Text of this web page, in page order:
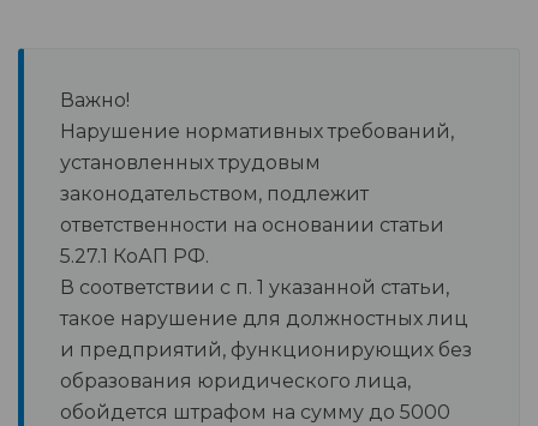
Важно!
Нарушение нормативных требований,
установленных трудовым
законодательством, подлежит
ответственности на основании статьи
5.27.1 КоАП РФ.
В соответствии с п. 1 указанной статьи,
такое нарушение для должностных лиц
и предприятий, функционирующих без
образования юридического лица,
обойдется штрафом на сумму до 5000